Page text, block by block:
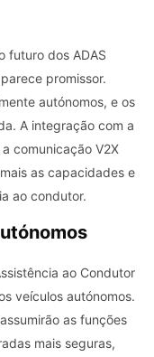
futuro dos ADAS
promissor.
autónomos, e os
A integração com a
comunicação V2X
as capacidades e
ao condutor.
ao Condutor
veículos autónomos.
as funções
mais seguras,